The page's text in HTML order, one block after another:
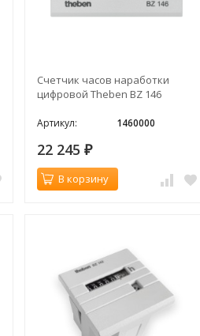
Счетчик часов наработки
цифровой Theben BZ 146
Артикул: 1460000
22 245 ₽
В корзину